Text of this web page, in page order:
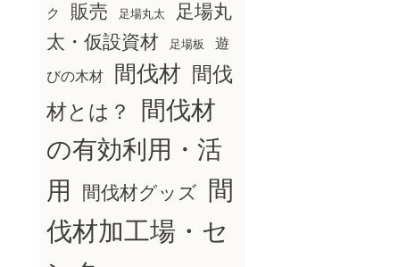
ク
販売 足場丸太
足場丸
太・仮設資材
足場板 遊
びの木材 間伐材 間伐
材とは？
間伐材
の有効利用・活
用
間伐材グッズ
間
伐材加工場・セ